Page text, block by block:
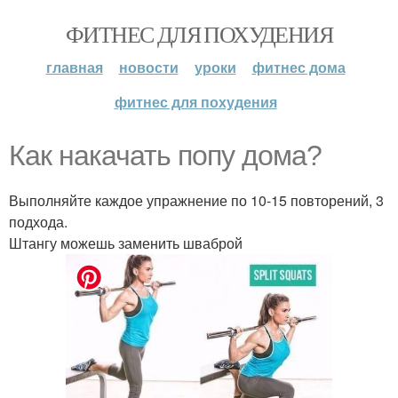
ФИТНЕС ДЛЯ ПОХУДЕНИЯ
главная новости уроки
фитнес дома
фитнес для похудения
Как накачать попу дома?
Выполняйте каждое упражнение по 10-15 повторений, 3
подхода.
Штангу можешь заменить шваброй